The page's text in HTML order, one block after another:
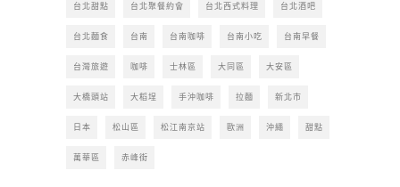
台北甜點 台北聚餐約會 台北西式料理 台北酒吧
台北麵食 台南 台南咖啡 台南小吃 台南早餐
台灣旅遊 咖啡 士林區 大同區 大安區
大橋頭站 大稻埕 手沖咖啡 拉麵 新北市
日本 松山區 松江南京站 歐洲 沖繩 甜點
萬華區 赤峰街